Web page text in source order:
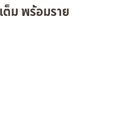
ต็ม พร้อมราย